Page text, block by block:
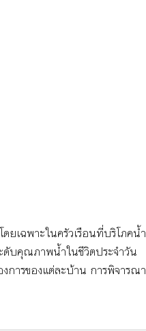
ยเฉพาะในครัวเรือนที่บริโภคน้ำ
ดับคุณภาพน้ำในชีวิตประจำวัน
การของแต่ละบ้าน การพิจารณา